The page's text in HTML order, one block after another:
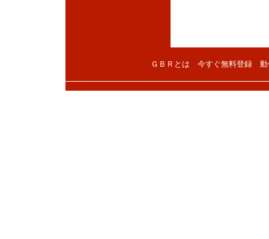
ＧＢＲとは 今すぐ無料登録